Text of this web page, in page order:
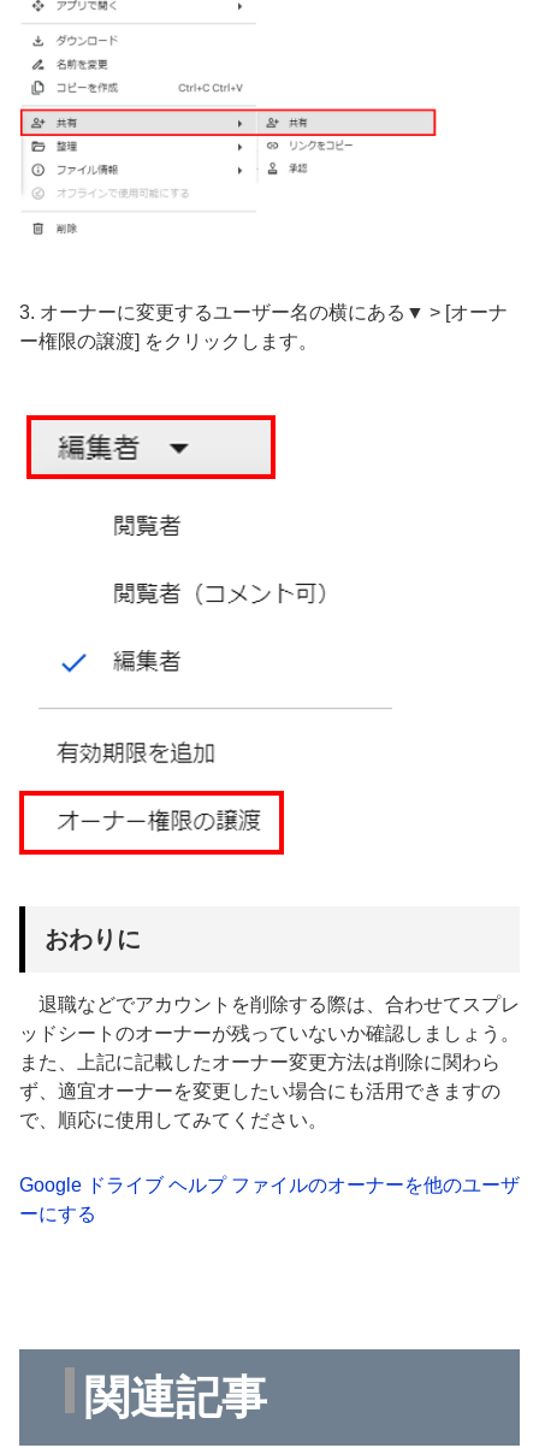
3. オーナーに変更するユーザー名の横にある▼ > [オーナ
ー権限の譲渡] をクリックします。
おわりに
退職などでアカウントを削除する際は、合わせてスプレ
ッドシートのオーナーが残っていないか確認しましょう。
また、上記に記載したオーナー変更方法は削除に関わら
ず、適宜オーナーを変更したい場合にも活用できますの
で、順応に使用してみてください。
Google ドライブ ヘルプ ファイルのオーナーを他のユーザ
ーにする
関連記事